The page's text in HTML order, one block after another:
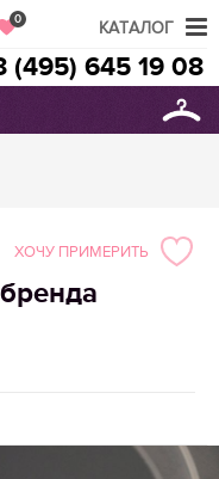
0
(495) 645 19 08
ХОЧУ ПРИМЕРИТЬ
КАТАЛОГ